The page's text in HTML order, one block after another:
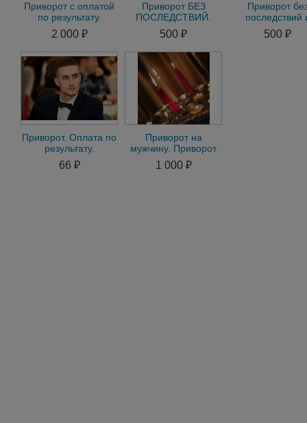
Приворот с оплатой
по результату.
Приворот без
последствий.Гадание
и
2 000 ₽
Приворот БЕЗ
ПОСЛЕДСТВИЙ.
Диагностика и
консультация-
БЕСПЛАТНО. i
500 ₽
Приворот
последствий
500 ₽
Приворот. Оплата по
результату.
Магическая помощь
в делах и бизнeсе ж
66 ₽
Приворот на
мужчину. Приворот
на женщину. Любой
вид магии и
1 000 ₽